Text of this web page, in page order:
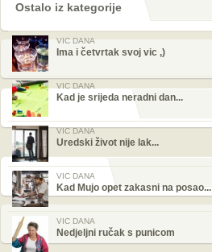
Ostalo iz kategorije
VIC DANA
Ima i četvrtak svoj vic ,)
VIC DANA
Kad je srijeda neradni dan...
VIC DANA
Uredski život nije lak...
VIC DANA
Kad Mujo opet zakasni na posao...
VIC DANA
Nedjeljni ručak s punicom